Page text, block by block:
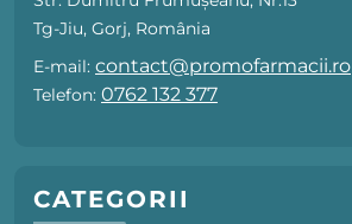
Tg-Jiu, Gorj, România
E-mail: contact@promofarmacii.ro
Telefon: 0762 132 377
CATEGORII